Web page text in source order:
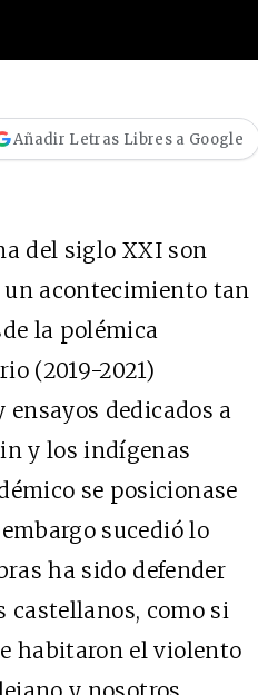
Añadir Letras Libres a Google
del siglo XXI son
un acontecimiento tan
la polémica
(2019-2021)
dedicados a
y los indígenas
se posicionase
sucedió lo
ha sido defender
castellanos, como si
habitaron el violento
MÉXICO
332 / Agosto 2026